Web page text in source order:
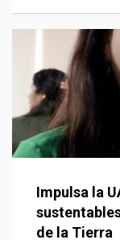
Impulsa la
de la Tierra